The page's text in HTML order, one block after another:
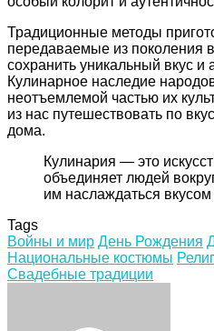
Традиционные методы
передаваемые из поколения
сохранить уникальный вкус и
Кулинарное наследие
неотъемлемой частью их
из нас путешествовать по
дома.
Кулинария — это
объединяет людей
им наслаждаться
Tags
Войны и мир День Рождения
Национальные костюмы
Свадебные традиции